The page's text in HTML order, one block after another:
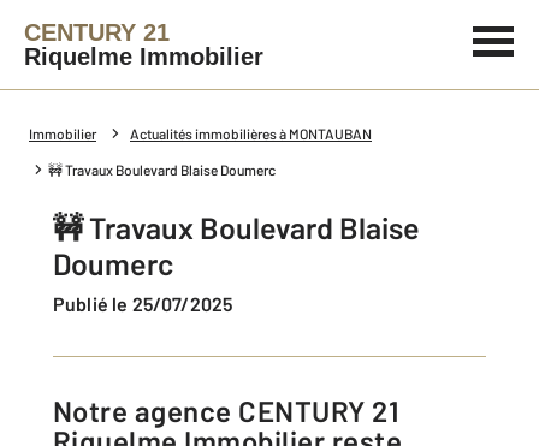
CENTURY 21
Riquelme Immobilier
Immobilier Actualités immobilières à MONTAUBAN
🚧 Travaux Boulevard Blaise Doumerc
🚧 Travaux Boulevard Blaise
Doumerc
Publié le 25/07/2025
Notre agence CENTURY 21